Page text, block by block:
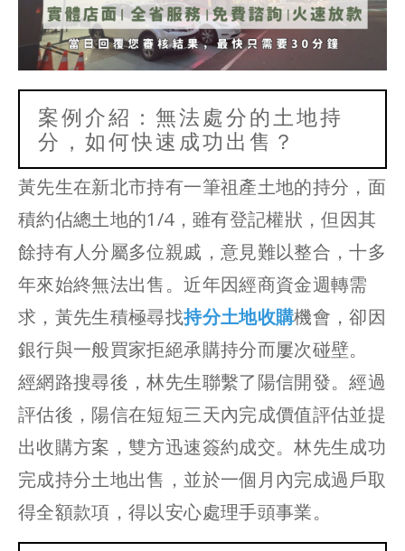
案例介紹：無法處分的土地持
分，如何快速成功出售？
黃先生在新北市持有一筆祖產土地的持分，面
積約佔總土地的1/4，雖有登記權狀，但因其
餘持有人分屬多位親戚，意見難以整合，十多
年來始終無法出售。近年因經商資金週轉需
求，黃先生積極尋找持分土地收購機會，卻因
銀行與一般買家拒絕承購持分而屢次碰壁。
經網路搜尋後，林先生聯繫了陽信開發。經過
評估後，陽信在短短三天內完成價值評估並提
出收購方案，雙方迅速簽約成交。林先生成功
完成持分土地出售，並於一個月內完成過戶取
得全額款項，得以安心處理手頭事業。